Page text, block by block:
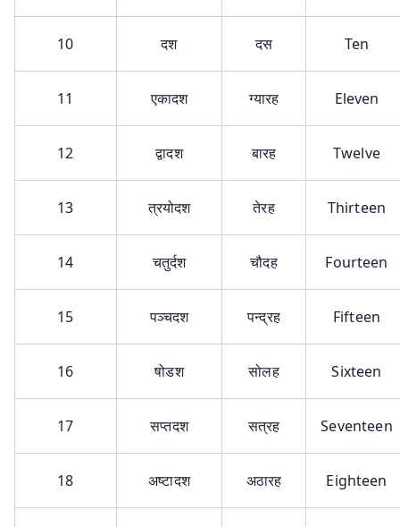
10 दश दस Ten
11 एकादश ग्यारह Eleven
12 द्वादश बारह Twelve
13 त्रयोदश तेरह Thirteen
14 चतुर्दश चौदह Fourteen
15 पञ्चदश पन्द्रह Fifteen
16 षोडश सोलह Sixteen
17 सप्तदश सत्रह Seventeen
18 अष्टादश अठारह Eighteen